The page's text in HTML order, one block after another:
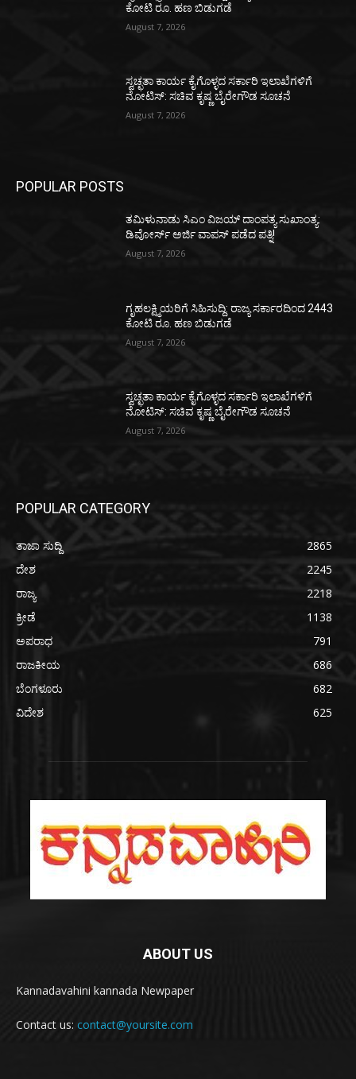
ಕೋಟಿ ರೂ. ಹಣ ಬಿಡುಗಡೆ
August 7, 2026
ಸ್ವಚ್ಛತಾ ಕಾರ್ಯ ಕೈಗೊಳ್ಳದ ಸರ್ಕಾರಿ ಇಲಾಖೆಗಳಿಗೆ
ನೋಟಿಸ್: ಸಚಿವ ಕೃಷ್ಣ ಬೈರೇಗೌಡ ಸೂಚನೆ
August 7, 2026
POPULAR POSTS
ತಮಿಳುನಾಡು ಸಿಎಂ ವಿಜಯ್‌ ದಾಂಪತ್ಯ ಸುಖಾಂತ್ಯ:
ಡಿವೋರ್ಸ್‌ ಅರ್ಜಿ ವಾಪಸ್‌ ಪಡೆದ ಪತ್ನಿ!
August 7, 2026
ಗೃಹಲಕ್ಷ್ಮಿಯರಿಗೆ ಸಿಹಿಸುದ್ದಿ: ರಾಜ್ಯ ಸರ್ಕಾರದಿಂದ 2443
ಕೋಟಿ ರೂ. ಹಣ ಬಿಡುಗಡೆ
August 7, 2026
ಸ್ವಚ್ಛತಾ ಕಾರ್ಯ ಕೈಗೊಳ್ಳದ ಸರ್ಕಾರಿ ಇಲಾಖೆಗಳಿಗೆ
ನೋಟಿಸ್: ಸಚಿವ ಕೃಷ್ಣ ಬೈರೇಗೌಡ ಸೂಚನೆ
August 7, 2026
POPULAR CATEGORY
ತಾಜಾ ಸುದ್ದಿ
2865
ದೇಶ
2245
ರಾಜ್ಯ
2218
ಕ್ರೀಡೆ
1138
ಅಪರಾಧ
791
ರಾಜಕೀಯ
686
ಬೆಂಗಳೂರು
682
ವಿದೇಶ
625
ABOUT US
Kannadavahini kannada Newpaper
Contact us: contact@yoursite.com